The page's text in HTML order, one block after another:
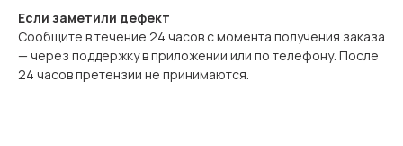
Если заметили дефект
Сообщите в течение 24 часов с момента получения заказа
— через поддержку в приложении или по телефону. После
24 часов претензии не принимаются.